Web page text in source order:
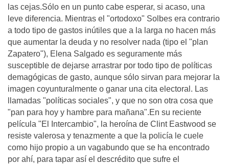
las cejas.Sólo en un punto cabe esperar, si acaso, una
leve diferencia. Mientras el "ortodoxo" Solbes era contrario
a todo tipo de gastos inútiles que a la larga no hacen más
que aumentar la deuda y no resolver nada (tipo el "plan
Zapatero"), Elena Salgado es seguramente más
susceptible de dejarse arrastrar por todo tipo de políticas
demagógicas de gasto, aunque sólo sirvan para mejorar la
imagen coyunturalmente o ganar una cita electoral. Las
llamadas "políticas sociales", y que no son otra cosa que
"pan para hoy y hambre para mañana".En su reciente
película "El Intercambio", la heroína de Clint Eastwood se
resiste valerosa y tenazmente a que la policía le cuele
como hijo propio a un vagabundo que se ha encontrado
por ahí, para tapar así el descrédito que sufre el